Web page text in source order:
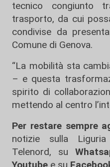
tecnico congiunto
trasporto, da cui
condivise da
Comune di Genova.
“La mobilità sta
– e questa
spirito di
mettendo al centro
Per restare sempre
notizie sulla
Telenord, su